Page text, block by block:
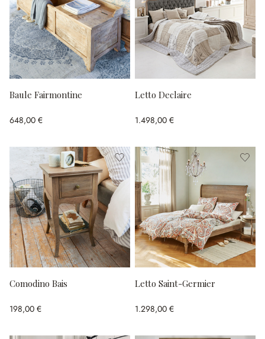
Baule Fairmontine
648,00 €
Letto Declaire
1.498,00 €
Comodino Bais
198,00 €
Letto Saint-Germier
1.298,00 €